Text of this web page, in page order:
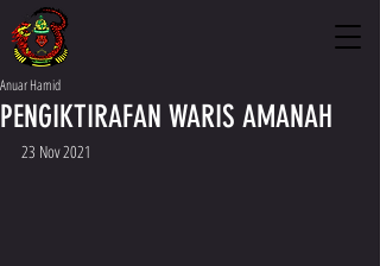
PENGIKTIRAFAN WARIS AMANAH
Anuar Hamid
23 Nov 2021